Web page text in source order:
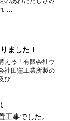
…
ました！
える「有限会社ウ
社田窪工業所製の
び …
工事でした。